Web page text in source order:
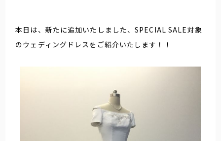
本日は、新たに追加いたしました、SPECIAL SALE対象
のウェディングドレスをご紹介いたします！！